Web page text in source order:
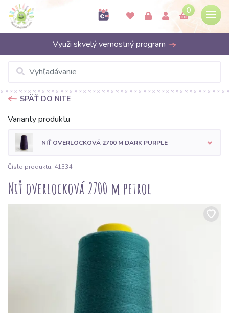
0
Využi skvelý vernostný program
SPÄŤ DO NITE
Varianty produktu
NIŤ OVERLOCKOVÁ 2700 M DARK PURPLE
Číslo produktu: 41334
Niť overlocková 2700 m petrol